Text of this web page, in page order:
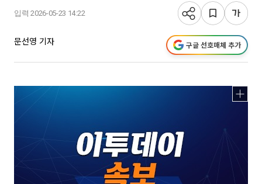
입력 2026-05-23 14:22
문선영 기자 구글 선호매체 추가